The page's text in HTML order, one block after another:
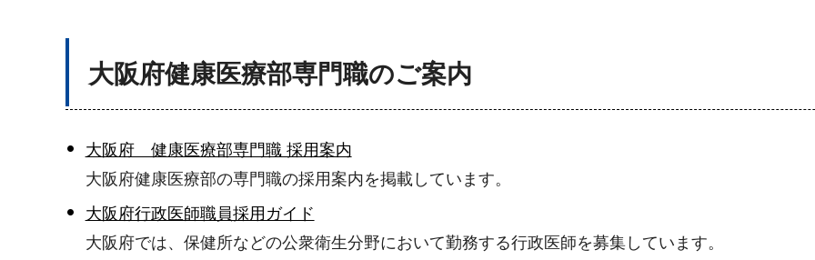
大阪府健康医療部専門職のご案内
大阪府 健康医療部専門職 採用案内
大阪府健康医療部の専門職の採用案内を掲載しています。
大阪府行政医師職員採用ガイド
大阪府では、保健所などの公衆衛生分野において勤務する行政医師を募集しています。